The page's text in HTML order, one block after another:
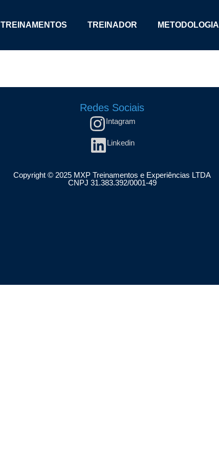
TREINAMENTOS TREINADOR METODOLOGIA
Redes Sociais
Intagram
Linkedin
Copyright © 2025 MXP Treinamentos e Experiências LTDA
CNPJ 31.383.392/0001-49